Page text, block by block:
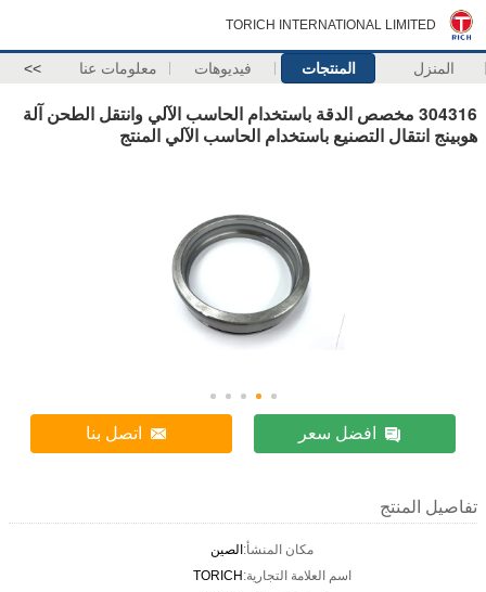
TORICH INTERNATIONAL LIMITED
المنزل المنتجات فيديوهات معلومات عنا >>
304316 مخصص الدقة باستخدام الحاسب الآلي وانتقل الطحن آلة
هوبينج انتقال التصنيع باستخدام الحاسب الآلي المنتج
افضل سعر اتصل بنا
تفاصيل المنتج
مكان المنشأ:الصين
اسم العلامة التجارية:TORICH